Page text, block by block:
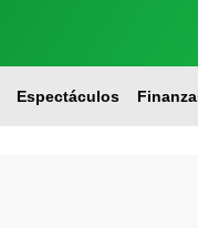
Espectáculos